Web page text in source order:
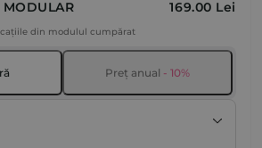
169.00 Lei
din modulul cumpărat
Preț anual - 10%